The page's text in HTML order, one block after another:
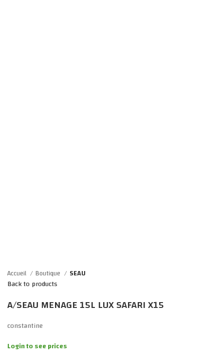
Accueil Boutique SEAU
Back to products
A/SEAU MENAGE 15L LUX SAFARI X15
constantine
Login to see prices